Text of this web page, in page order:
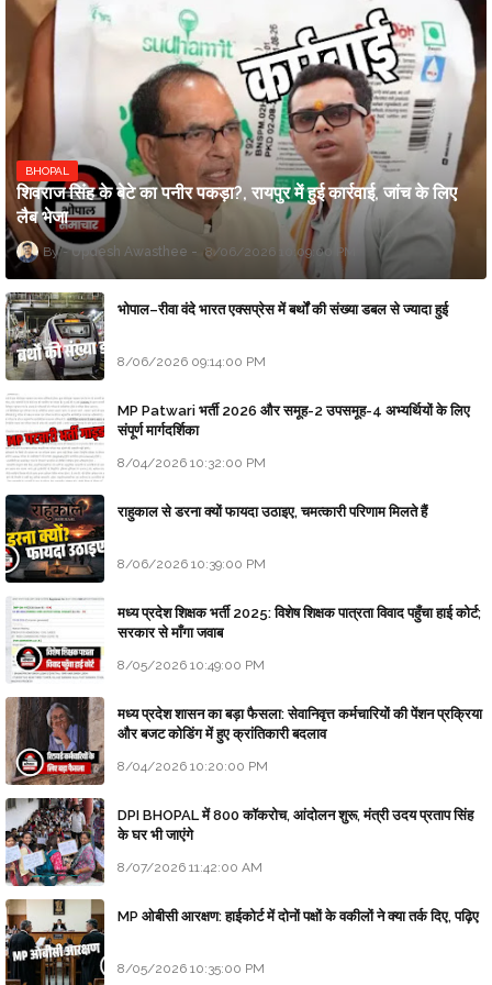
BHOPAL
शिवराज सिंह के बेटे का पनीर पकड़ा?, रायपुर में हुई कार्रवाई, जांच के लिए
लैब भेजा
Updesh Awasthee 8/06/2026 10:09:00 PM
भोपाल–रीवा वंदे भारत एक्सप्रेस में बर्थों की संख्या डबल से ज्यादा हुई
8/06/2026 09:14:00 PM
MP Patwari भर्ती 2026 और समूह-2 उपसमूह-4 अभ्यर्थियों के लिए
संपूर्ण मार्गदर्शिका
8/04/2026 10:32:00 PM
राहुकाल से डरना क्यों फायदा उठाइए, चमत्कारी परिणाम मिलते हैं
8/06/2026 10:39:00 PM
मध्य प्रदेश शिक्षक भर्ती 2025: विशेष शिक्षक पात्रता विवाद पहुँचा हाई कोर्ट;
सरकार से माँगा जवाब
8/05/2026 10:49:00 PM
मध्य प्रदेश शासन का बड़ा फैसला: सेवानिवृत्त कर्मचारियों की पेंशन प्रक्रिया
और बजट कोडिंग में हुए क्रांतिकारी बदलाव
8/04/2026 10:20:00 PM
DPI BHOPAL में 800 कॉकरोच, आंदोलन शुरू, मंत्री उदय प्रताप सिंह
के घर भी जाएंगे
8/07/2026 11:42:00 AM
MP ओबीसी आरक्षण: हाईकोर्ट में दोनों पक्षों के वकीलों ने क्या तर्क दिए, पढ़िए
8/05/2026 10:35:00 PM